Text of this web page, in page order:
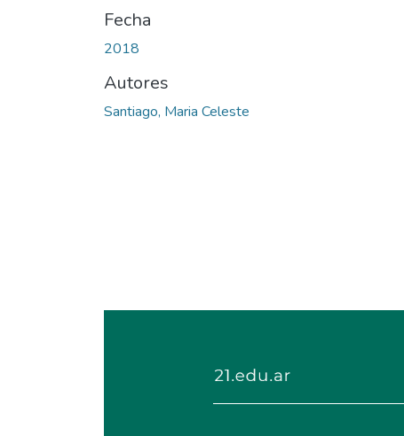
Fecha
2018
Autores
Santiago, Maria Celeste